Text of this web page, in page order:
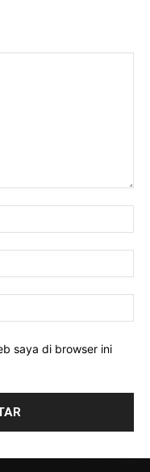
saya di browser ini